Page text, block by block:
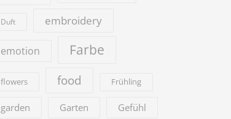
Duft embroidery
emotion Farbe
flowers food Frühling
garden Garten Gefühl